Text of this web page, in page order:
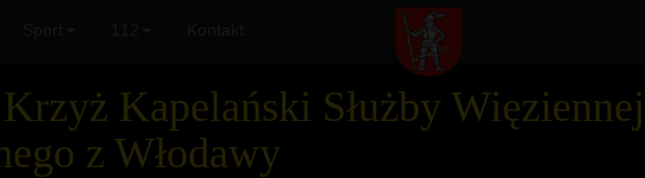
Kapelański Służby
z Włodawy